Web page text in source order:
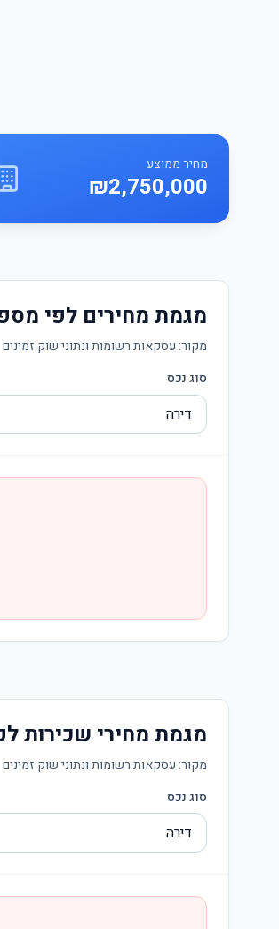
מחיר ממוצע
₪2,750,000
מגמת מחירים לפי
מקור: עסקאות רשומות ונתוני שוק זמינים
סוג נכס
מגמת מחירי שכירות
מקור: עסקאות רשומות ונתוני שוק זמינים
סוג נכס